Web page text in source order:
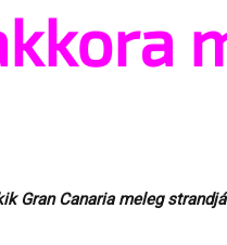
Gran Canaria meleg